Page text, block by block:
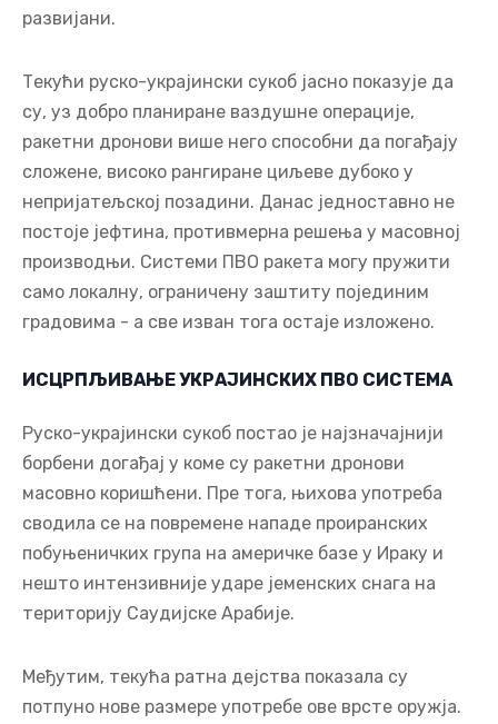
развијани.
Текући руско-украјински сукоб јасно показује да
су, уз добро планиране ваздушне операције,
ракетни дронови више него способни да погађају
сложене, високо рангиране циљеве дубоко у
непријатељској позадини. Данас једноставно не
постоје јефтина, противмерна решења у масовној
производњи. Системи ПВО ракета могу пружити
само локалну, ограничену заштиту појединим
градовима - а све изван тога остаје изложено.
ИСЦРПЉИВАЊЕ УКРАЈИНСКИХ ПВО СИСТЕМА
Руско-украјински сукоб постао је најзначајнији
борбени догађај у коме су ракетни дронови
масовно коришћени. Пре тога, њихова употреба
сводила се на повремене нападе проиранских
побуњеничких група на америчке базе у Ираку и
нешто интензивније ударе јеменских снага на
територију Саудијске Арабије.
Међутим, текућа ратна дејства показала су
потпуно нове размере употребе ове врсте оружја.